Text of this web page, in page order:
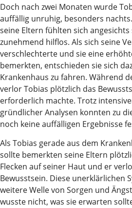
Doch nach zwei Monaten wurde
auffällig unruhig, besonders
seine Eltern fühlten sich angesichts
zunehmend hilflos. Als sich seine
verschlechterte und sie eine
bemerkten, entschieden sie sich
Krankenhaus zu fahren. Während
verlor Tobias plötzlich das
erforderlich machte. Trotz
gründlicher Analysen konnten zu
noch keine auffälligen Ergebnisse
Als Tobias gerade aus dem
sollte bemerkten seine Eltern
Flecken auf seiner Haut und er
Bewusstsein. Diese unerklärlichen
weitere Welle von Sorgen und
wusste nicht, was sie erwarten